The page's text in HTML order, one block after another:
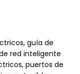
guía de
red inteligente
puertos de